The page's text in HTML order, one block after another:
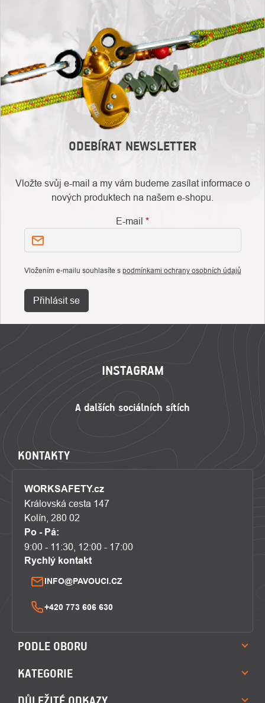
ODEBÍRAT NEWSLETTER
Vložte svůj e-mail a my vám budeme zasílat informace o
nových produktech na našem e-shopu.
E-mail
Vložením e-mailu souhlasíte s podmínkami ochrany osobních údajů
Přihlásit se
INSTAGRAM
KONTAKTY
WORKSAFETY.cz
Královská cesta 147
Kolín, 280 02
Po - Pá:
9:00 - 11:30, 12:00 - 17:00
Rychlý kontakt
INFO@PAVOUCI.CZ
+420 773 606 630
PODLE OBORU
KATEGORIE